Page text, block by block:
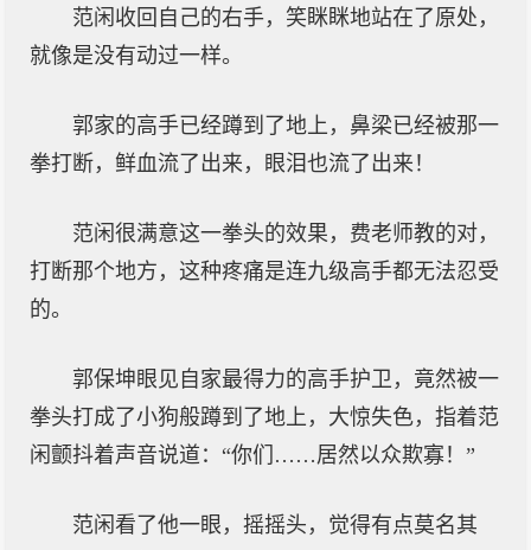
范闲收回自己的右手，笑眯眯地站在了原处，
就像是没有动过一样。
郭家的高手已经蹲到了地上，鼻梁已经被那一
拳打断，鲜血流了出来，眼泪也流了出来！
范闲很满意这一拳头的效果，费老师教的对，
打断那个地方，这种疼痛是连九级高手都无法忍受
的。
郭保坤眼见自家最得力的高手护卫，竟然被一
拳头打成了小狗般蹲到了地上，大惊失色，指着范
闲颤抖着声音说道：“你们……居然以众欺寡！”
范闲看了他一眼，摇摇头，觉得有点莫名其